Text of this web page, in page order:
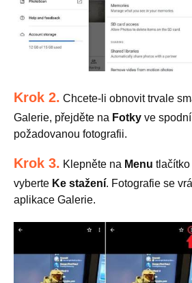
Krok 2. Chcete-li obnovit trvale
Galerie, přejděte na Fotky ve
požadovanou fotografii.
Krok 3. Klepněte na Menu tlačítko
vyberte Ke stažení. Fotografie se
aplikace Galerie.